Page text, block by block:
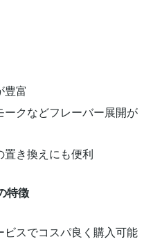
豊富
ークなどフレーバー展開が
き換えにも便利
特徴
ビスでコスパ良く購入可能